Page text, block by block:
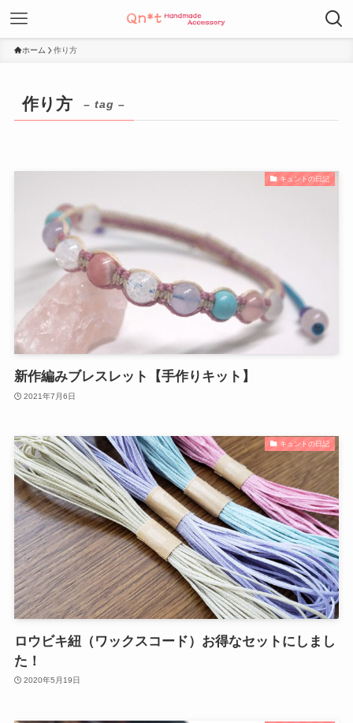
ホーム 作り方
作り方 – tag –
キュントの日記
新作編みブレスレット【手作りキット】
2021年7月6日
キュントの日記
ロウビキ紐（ワックスコード）お得なセットにしまし
た！
2020年5月19日